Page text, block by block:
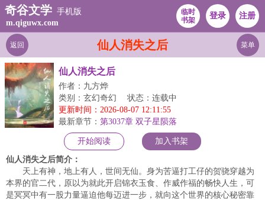
奇谷文学 手机版
m.qiguwx.com
临时
书架
登录 注册
仙人消失之后
返回 菜单
仙人消失之后
作者：九方烨
类别：玄幻奇幻
状态：连载中
更新时间：2026-08-07 12:11:55
最新章节： 第3037章 双子星陨落
开始阅读 加入书架
仙人消失之后简介：
天上有神，地上有人，世间无仙。身为苦逼打工仔的贺骁穿越为
本界的官二代，原以为就此开启锦衣玉食、作威作福的畅快人生，可
是冥冥中有一股力量逼迫他每迈进一步，就向这个世界的核心秘密靠